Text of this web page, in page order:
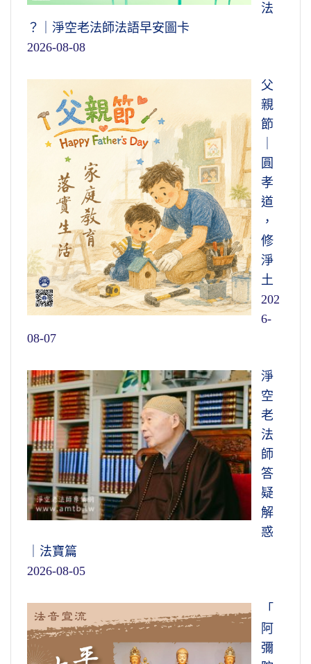
法
？｜淨空老法師法語早安圖卡
2026-08-08
父
親
節
圓
孝
道
，
修
淨
土
202
6-
08-07
淨
空
老
法
師
答
疑
解
惑
｜法寶篇
2026-08-05
「
阿
彌